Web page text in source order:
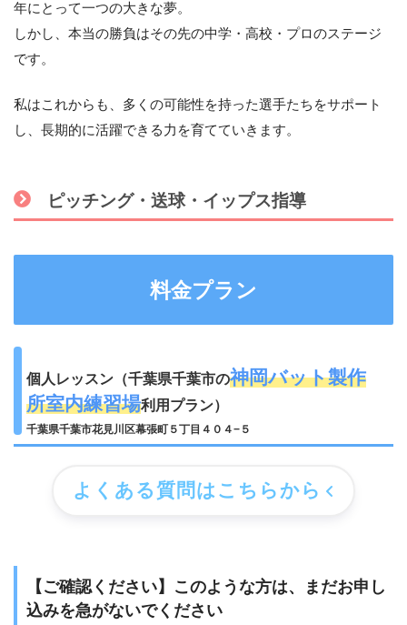
年にとって一つの大きな夢。
しかし、本当の勝負はその先の中学・高校・プロのステージ
です。
私はこれからも、多くの可能性を持った選手たちをサポート
し、長期的に活躍できる力を育てていきます。
ピッチング・送球・イップス指導
料金プラン
個人レッスン（千葉県千葉市の神岡バット製作
所室内練習場利用プラン）
千葉県千葉市花見川区幕張町５丁目４０４−５
よくある質問はこちらから
【ご確認ください】このような方は、まだお申し
込みを急がないでください